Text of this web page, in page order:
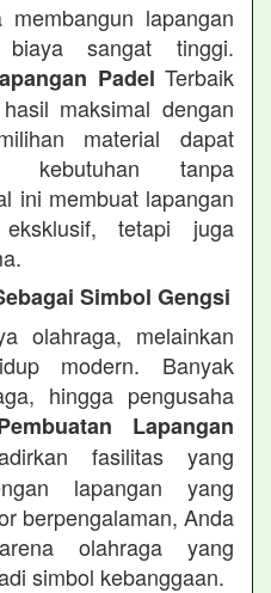
lapangan
biaya sangat tinggi.
Padel Terbaik
maksimal dengan
material dapat
kebutuhan tanpa
ini membuat lapangan
tetapi juga
Simbol Gengsi
olahraga, melainkan
modern. Banyak
hingga pengusaha
Lapangan
fasilitas yang
lapangan yang
berpengalaman, Anda
olahraga yang
simbol kebanggaan.